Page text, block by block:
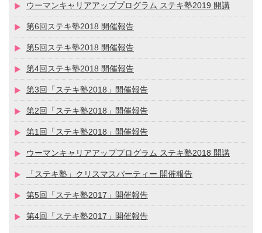
ウーマンキャリアアッププログラム ステキ塾2019 開講
第6回ステキ塾2018 開催報告
第5回ステキ塾2018 開催報告
第4回ステキ塾2018 開催報告
第3回「ステキ塾2018」開催報告
第2回「ステキ塾2018」開催報告
第1回「ステキ塾2018」開催報告
ウーマンキャリアアッププログラム ステキ塾2018 開講
「ステキ塾」クリスマスパーティー 開催報告
第5回「ステキ塾2017」開催報告
第4回「ステキ塾2017」開催報告